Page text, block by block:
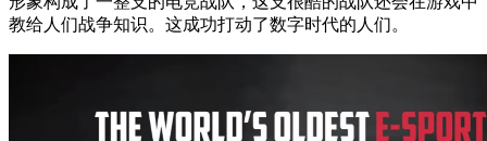
教给人们战争知识。这成功打动了数字时代的人们。